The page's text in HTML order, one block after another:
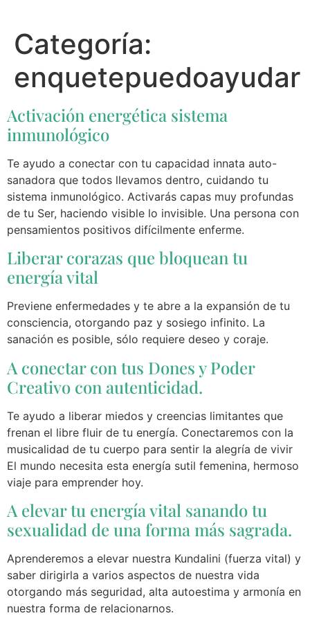
Categoría:
enquetepuedoayudar
Activación energética sistema
inmunológico
Te ayudo a conectar con tu capacidad innata auto-
sanadora que todos llevamos dentro, cuidando tu
sistema inmunológico. Activarás capas muy profundas
de tu Ser, haciendo visible lo invisible. Una persona con
pensamientos positivos difícilmente enferme.
Liberar corazas que bloquean tu
energía vital
Previene enfermedades y te abre a la expansión de tu
consciencia, otorgando paz y sosiego infinito. La
sanación es posible, sólo requiere deseo y coraje.
A conectar con tus Dones y Poder
Creativo con autenticidad.
Te ayudo a liberar miedos y creencias limitantes que
frenan el libre fluir de tu energía. Conectaremos con la
musicalidad de tu cuerpo para sentir la alegría de vivir
El mundo necesita esta energía sutil femenina, hermoso
viaje para emprender hoy.
A elevar tu energía vital sanando tu
sexualidad de una forma más sagrada.
Aprenderemos a elevar nuestra Kundalini (fuerza vital) y
saber dirigirla a varios aspectos de nuestra vida
otorgando más seguridad, alta autoestima y armonía en
nuestra forma de relacionarnos.